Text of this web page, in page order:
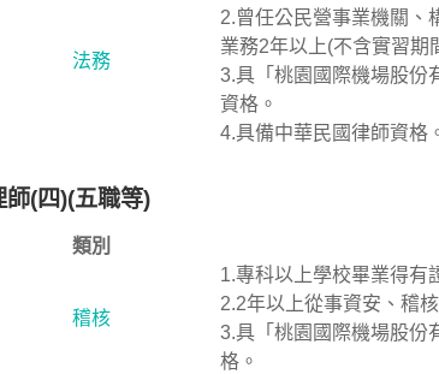
法務
2.曾任公民營事業機關、
業務2年以上(不含實習期
3.具「桃園國際機場股份
資格。
4.具備中華民國律師資格
師(四)(五職等)
類別
稽核
1.專科以上學校畢業得有
2.2年以上從事資安、稽
3.具「桃園國際機場股份
格。